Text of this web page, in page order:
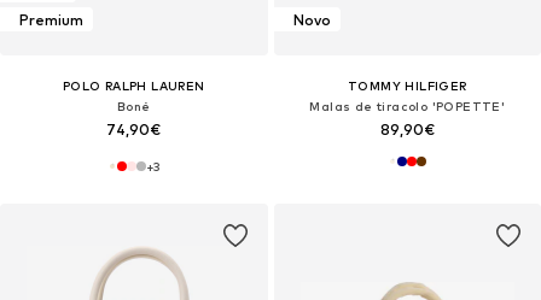
Premium
POLO RALPH LAUREN
Boné
74,90€
+3
Novo
TOMMY HILFIGER
Malas de tiracolo 'POPETTE'
89,90€